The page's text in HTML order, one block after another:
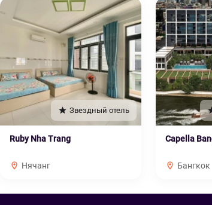
Звездный отель
Ruby Nha Trang
Нячанг
Capella
Бангкок